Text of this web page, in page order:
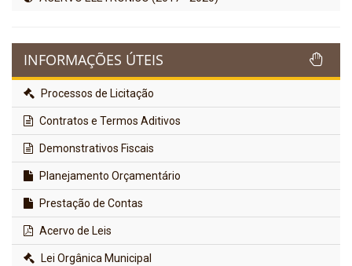
INFORMAÇÕES ÚTEIS
Processos de Licitação
Contratos e Termos Aditivos
Demonstrativos Fiscais
Planejamento Orçamentário
Prestação de Contas
Acervo de Leis
Lei Orgânica Municipal